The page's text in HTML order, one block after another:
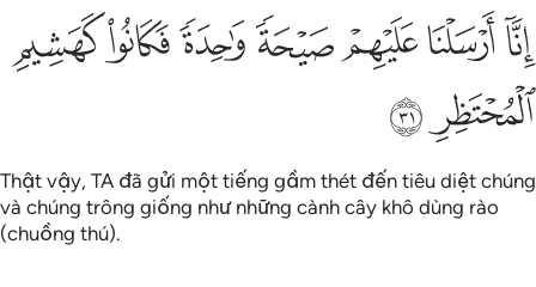
انا ارسلنا عليهم صيحة واحدة فكانوا كهشيم المحتظر ٣١
إِنَّآ أَرْسَلْنَا عَلَيْهِمْ صَيْحَةًۭ وَٰحِدَةًۭ فَكَانُوا۟ كَهَشِيمِ
ﱕﱖﱗﱘﱙﱚﱛ
ﱜﱝ
Thật vậy, TA đã gửi một tiếng gầm thét đến tiêu diệt chúng
và chúng trông giống như những cành cây khô dùng rào
(chuồng thú).